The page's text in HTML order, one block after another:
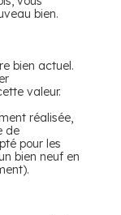
bien.
bien actuel.
valeur.
réalisée,
de
pour les
bien neuf en